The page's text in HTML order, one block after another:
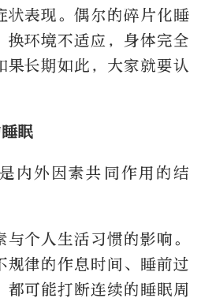
状表现。偶尔的碎片化睡
换环境不适应，身体完全
果长期如此，大家就要认
眠
内外因素共同作用的结
个人生活习惯的影响。
规律的作息时间、睡前过
都可能打断连续的睡眠周